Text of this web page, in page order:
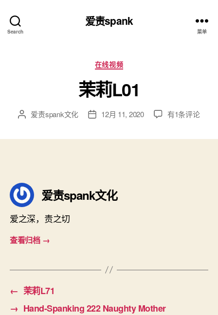
Search
爱责spank
菜单
分
类
在线视频
茉莉L01
文 爱责spank文化
发 12月 11, 2020
茉
有1条评论
爱责spank文化
爱之深，责之切
查看归档 →
← 茉莉L71
→ Hand-Spanking 222 Naughty Mother